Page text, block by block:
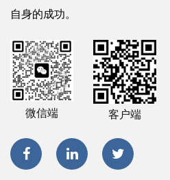
自身的成功。
微信端 客户端